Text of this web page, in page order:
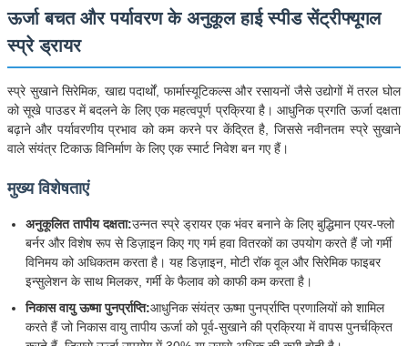
ऊर्जा बचत और पर्यावरण के अनुकूल हाई स्पीड सेंट्रीफ्यूगल
स्प्रे ड्रायर
स्प्रे सुखाने सिरेमिक, खाद्य पदार्थों, फार्मास्यूटिकल्स और रसायनों जैसे उद्योगों में तरल घोल
को सूखे पाउडर में बदलने के लिए एक महत्वपूर्ण प्रक्रिया है। आधुनिक प्रगति ऊर्जा दक्षता
बढ़ाने और पर्यावरणीय प्रभाव को कम करने पर केंद्रित है, जिससे नवीनतम स्प्रे सुखाने
वाले संयंत्र टिकाऊ विनिर्माण के लिए एक स्मार्ट निवेश बन गए हैं।
मुख्य विशेषताएं
अनुकूलित तापीय दक्षता:उन्नत स्प्रे ड्रायर एक भंवर बनाने के लिए बुद्धिमान एयर-फ्लो
बर्नर और विशेष रूप से डिज़ाइन किए गए गर्म हवा वितरकों का उपयोग करते हैं जो गर्मी
विनिमय को अधिकतम करता है। यह डिज़ाइन, मोटी रॉक वूल और सिरेमिक फाइबर
इन्सुलेशन के साथ मिलकर, गर्मी के फैलाव को काफी कम करता है।
निकास वायु ऊष्मा पुनर्प्राप्ति:आधुनिक संयंत्र ऊष्मा पुनर्प्राप्ति प्रणालियों को शामिल
करते हैं जो निकास वायु तापीय ऊर्जा को पूर्व-सुखाने की प्रक्रिया में वापस पुनर्चक्रित